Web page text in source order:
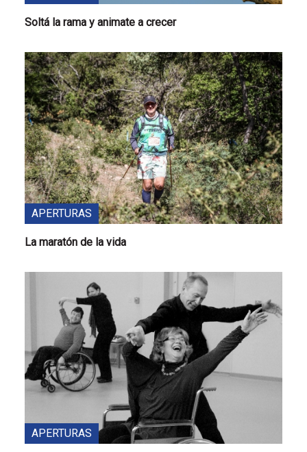
Soltá la rama y animate a crecer
APERTURAS
La maratón de la vida
APERTURAS